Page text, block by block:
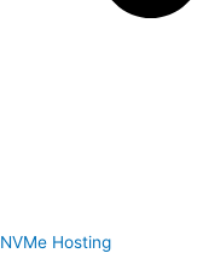
NVMe Hosting